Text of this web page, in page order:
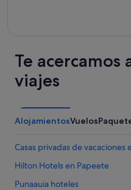
Te acercamos
viajes
AlojamientosVuelos
Casas privadas de vacaciones
Hilton Hotels en Papeete
Punaauia hoteles